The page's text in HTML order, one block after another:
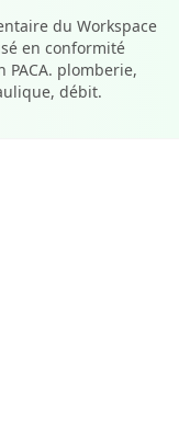
du Workspace
en conformité
plomberie,
débit.